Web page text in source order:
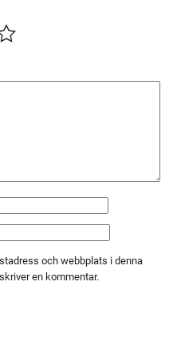
och webbplats i denna
en kommentar.